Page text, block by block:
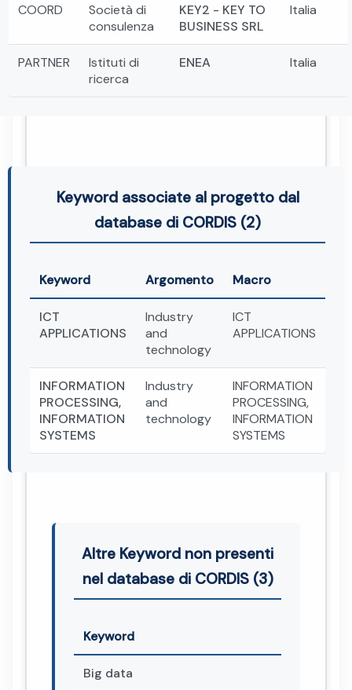
COORD
Società di
consulenza
KEY2 - KEY TO
BUSINESS SRL
Italia
PARTNER
Istituti di
ricerca
ENEA Italia
Keyword associate al progetto dal
database di CORDIS (2)
Keyword Argomento Macro
ICT
APPLICATIONS
Industry
and
technology
ICT
APPLICATIONS
INFORMATION
PROCESSING,
INFORMATION
SYSTEMS
Industry
and
technology
INFORMATION
PROCESSING,
INFORMATION
SYSTEMS
Altre Keyword non presenti
nel database di CORDIS (3)
Keyword
Big data